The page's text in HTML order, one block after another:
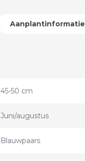
Aanplantinformatie
45-50 cm
Juni/augustus
Blauwpaars